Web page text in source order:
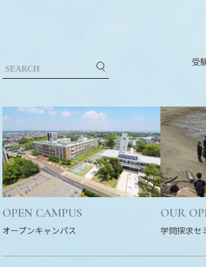
受
OPEN CAMPUS
オープンキャンパス
OUR
学問探求セ